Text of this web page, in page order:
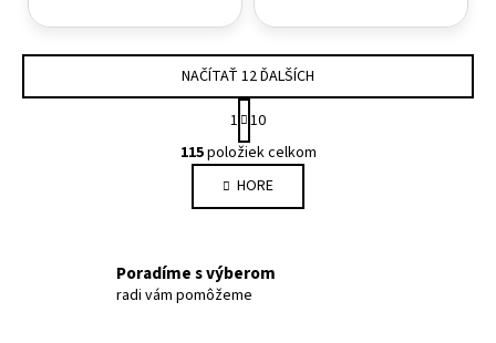
Ovládacie prvky výpisu
NAČÍTAŤ 12 ĎALŠÍCH
Stránkovanie
1 10
115položiek celkom
HORE
Poradíme s výberom
radi vám pomôžeme